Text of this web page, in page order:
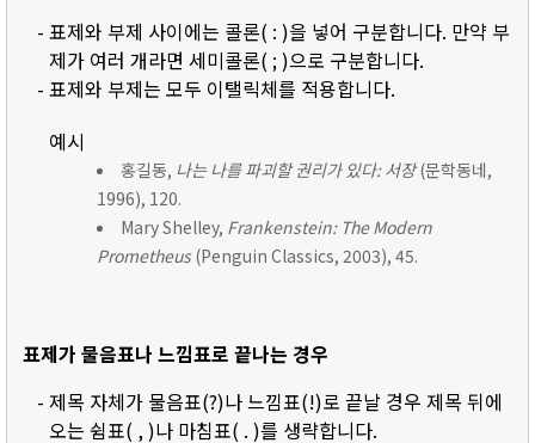
- 표제와 부제 사이에는 콜론( : )을 넣어 구분합니다. 만약 부
제가 여러 개라면 세미콜론( ; )으로 구분합니다.
- 표제와 부제는 모두 이탤릭체를 적용합니다.
예시
홍길동, 나는 나를 파괴할 권리가 있다: 서장(문학동네,
1996), 120.
Mary Shelley, Frankenstein: The Modern
Prometheus(Penguin Classics, 2003), 45.
표제가 물음표나 느낌표로 끝나는 경우
- 제목 자체가 물음표(?)나 느낌표(!)로 끝날 경우 제목 뒤에
오는 쉼표( , )나 마침표( . )를 생략합니다.